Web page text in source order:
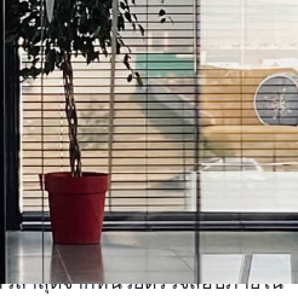
ะประกาศ
ล่าสุดจากหน่วยตรวจสอบภายใน